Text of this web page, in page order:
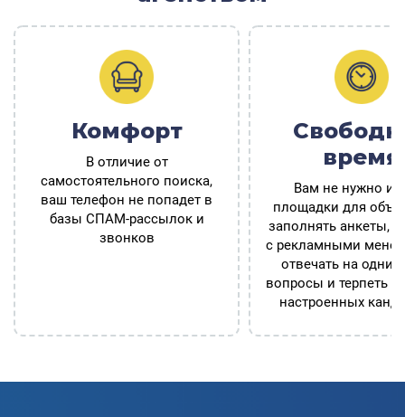
Комфорт
В отличие от
самостоятельного поиска,
ваш телефон не попадет в
базы СПАМ-рассылок и
звонков
время
Вам не нужно
площадки для
заполнять анкеты,
с рекламными
отвечать на одни
вопросы и терпеть
настроенных